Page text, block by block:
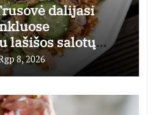
dalijasi
lašišos salotų
8, 2026